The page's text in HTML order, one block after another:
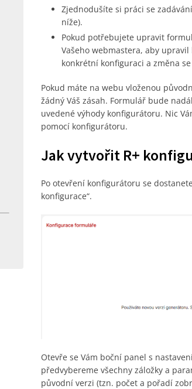
Zjednodušíte si práci se
níže).
Pokud potřebujete upravit
Vašeho webmastera, aby
konkrétní konfiguraci a změna
Pokud máte na webu vloženou
žádný Váš zásah. Formulář bude
uvedené výhody konfigurátoru. Nic
pomocí konfigurátoru.
Jak vytvořit R+
Po otevření konfigurátoru se
konfigurace“.
Otevře se Vám boční panel s
předvybereme všechny záložky a
původní verzi (tzn. počet a pořadí